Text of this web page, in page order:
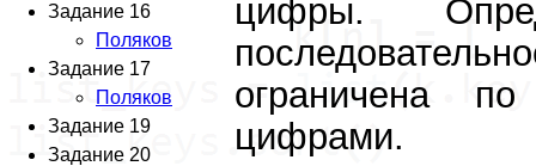
Задание 16
Поляков
Задание 17
Поляков
Задание 19
Задание 20
цифры.
ограничена
цифрами.